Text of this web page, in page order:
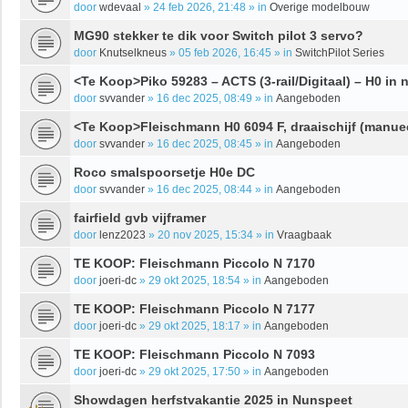
door wdevaal » 24 feb 2026, 21:48 » in Overige modelbouw
MG90 stekker te dik voor Switch pilot 3 servo?
door Knutselkneus » 05 feb 2026, 16:45 » in SwitchPilot Series
<Te Koop>Piko 59283 – ACTS (3-rail/Digitaal) – H0 in
door svvander » 16 dec 2025, 08:49 » in Aangeboden
<Te Koop>Fleischmann H0 6094 F, draaischijf
door svvander » 16 dec 2025, 08:45 » in Aangeboden
Roco smalspoorsetje H0e DC
door svvander » 16 dec 2025, 08:44 » in Aangeboden
fairfield gvb vijframer
door lenz2023 » 20 nov 2025, 15:34 » in Vraagbaak
TE KOOP: Fleischmann Piccolo N 7170
door joeri-dc » 29 okt 2025, 18:54 » in Aangeboden
TE KOOP: Fleischmann Piccolo N 7177
door joeri-dc » 29 okt 2025, 18:17 » in Aangeboden
TE KOOP: Fleischmann Piccolo N 7093
door joeri-dc » 29 okt 2025, 17:50 » in Aangeboden
Showdagen herfstvakantie 2025 in Nunspeet